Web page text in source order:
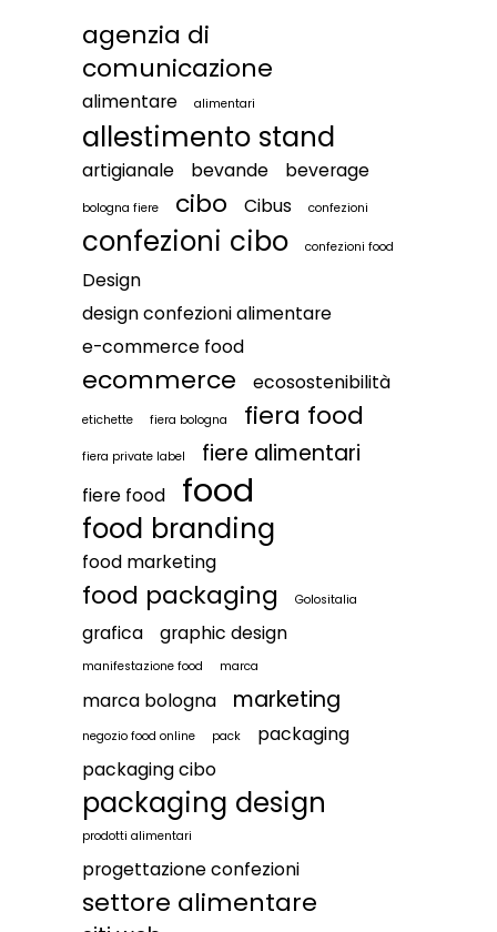
agenzia di
comunicazione
alimentare alimentari
allestimento stand
artigianale bevande beverage
bologna fiere cibo Cibus confezioni
confezioni cibo confezioni food
Design
design confezioni alimentare
e-commerce food
ecommerce ecosostenibilità
etichette fiera bologna fiera food
fiera private label fiere alimentari
fiere food food
food branding
food marketing
food packaging Golositalia
grafica graphic design
manifestazione food marca
marca bologna marketing
negozio food online pack
packaging
packaging cibo
packaging design
prodotti alimentari
progettazione confezioni
settore alimentare